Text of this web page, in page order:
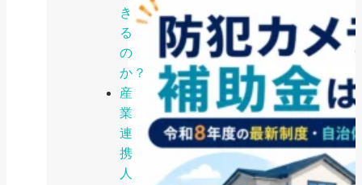
き
る
の
か？
産
業
連
携
人